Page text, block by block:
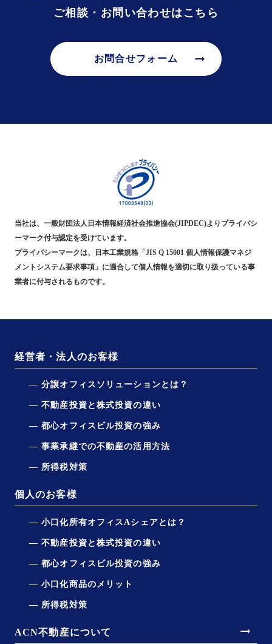
ご相談・お問い合わせはこちら
お問合せフォーム arrow_right_alt
当社は、一般財団法人日本情報経済社会推進協会(JIPDEC)よりプライバシ
ーマーク付与認定を受けています。
プライバシーマークは、日本工業規格「JIS Q 15001 個人情報保護マネジ
メントシステム要求事項」に適合して個人情報を適切に取り扱っている事
業者に付与されるものです。
経営者・法人のお客様
分譲オフィスソリューションとは？
不動産投資と株式投資の違い
都心オフィスビル投資の強み
事業承継での不動産の活用方法
所得税対策
個人のお客様
小口化所有オフィスAシェアとは？
不動産投資と株式投資の違い
都心オフィスビル投資の強み
小口化商品のメリット
所得税対策
ACN不動産について arrow_right_alt